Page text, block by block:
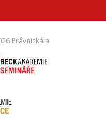
Právnická a